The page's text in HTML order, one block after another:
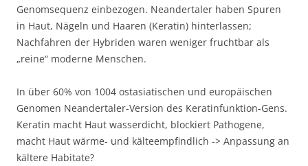
Genomsequenz einbezogen. Neandertaler haben Spuren
in Haut, Nägeln und Haaren (Keratin) hinterlassen;
Nachfahren der Hybriden waren weniger fruchtbar als
„reine“ moderne Menschen.
In über 60% von 1004 ostasiatischen und europäischen
Genomen Neandertaler-Version des Keratinfunktion-Gens.
Keratin macht Haut wasserdicht, blockiert Pathogene,
macht Haut wärme- und kälteempfindlich -> Anpassung an
kältere Habitate?